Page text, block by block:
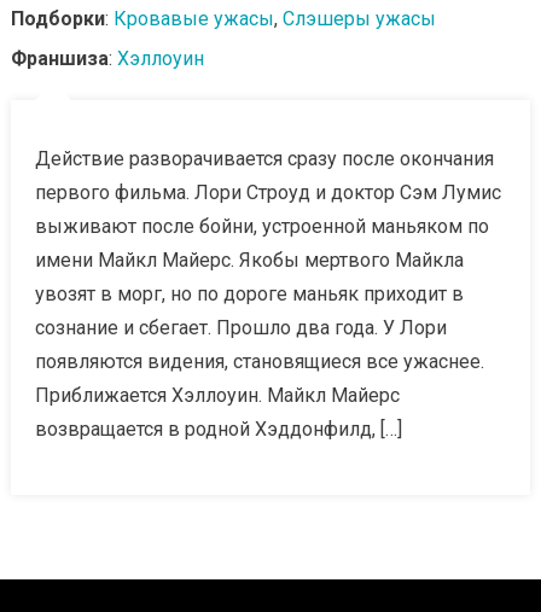
Подборки: Кровавые ужасы, Слэшеры ужасы
Франшиза: Хэллоуин
Действие разворачивается сразу после окончания
первого фильма. Лори Строуд и доктор Сэм Лумис
выживают после бойни, устроенной маньяком по
имени Майкл Майерс. Якобы мертвого Майкла
увозят в морг, но по дороге маньяк приходит в
сознание и сбегает. Прошло два года. У Лори
появляются видения, становящиеся все ужаснее.
Приближается Хэллоуин. Майкл Майерс
возвращается в родной Хэддонфилд, […]